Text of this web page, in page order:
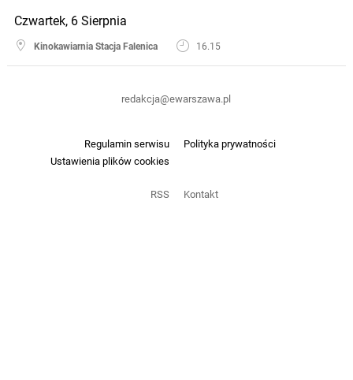
Czwartek, 6 Sierpnia
Kinokawiarnia Stacja Falenica 16.15
Regulamin serwisu
Polityka prywatności
Ustawienia plików cookies
RSS Kontakt
redakcja@ewarszawa.pl